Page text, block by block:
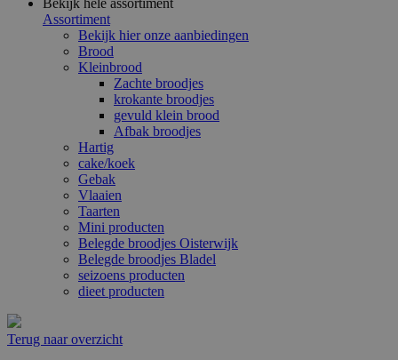
Assortiment
Bekijk hier onze aanbiedingen
Brood
Kleinbrood
Zachte broodjes
krokante broodjes
gevuld klein brood
Afbak broodjes
Hartig
cake/koek
Gebak
Vlaaien
Taarten
Mini producten
Belegde broodjes Oisterwijk
Belegde broodjes Bladel
seizoens producten
dieet producten
Terug naar overzicht